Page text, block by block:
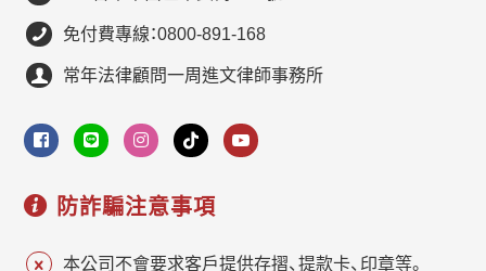
免付費專線：0800-891-168
常年法律顧問一周進文律師事務所
防詐騙注意事項
本公司不會要求客戶提供存摺、提款卡、印章等。